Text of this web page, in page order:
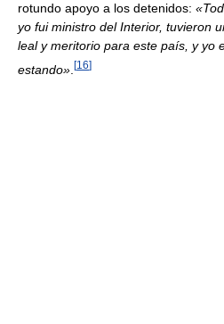
rotundo apoyo a los detenidos:
yo fui ministro del Interior, tuvieron
leal y meritorio para este país, y yo
estando» [16]